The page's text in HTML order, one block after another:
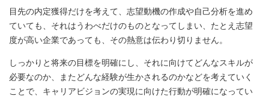
目先の内定獲得だけを考えて、志望動機の作成や自己分析を進め
ていても、それはうわべだけのものとなってしまい、たとえ志望
度が高い企業であっても、その熱意は伝わり切りません。
しっかりと将来の目標を明確にし、それに向けてどんなスキルが
必要なのか、またどんな経験が生かされるのかなどを考えていく
ことで、キャリアビジョンの実現に向けた行動が明確になってい